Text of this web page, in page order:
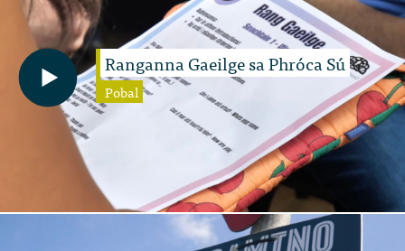
Ranganna Gaeilge sa Phróca Sú
Pobal